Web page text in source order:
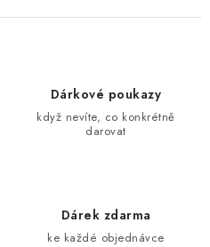
Dárkové poukazy
když nevíte, co konkrétně
darovat
Dárek zdarma
ke každé objednávce